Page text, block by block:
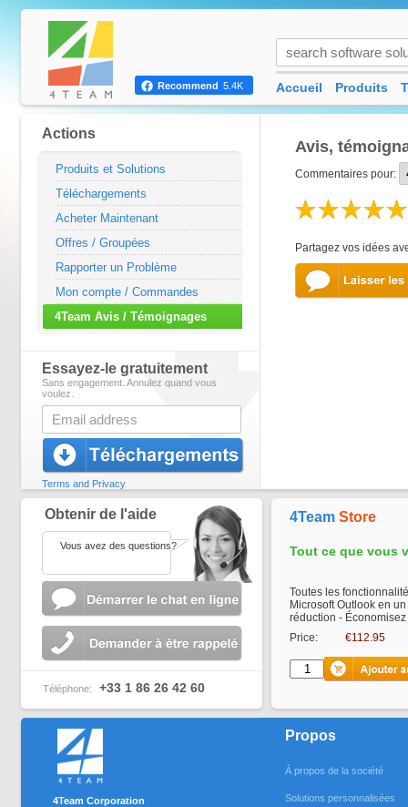
Avis,
Commentaires pour:
Partagez vos idées
Actions
Produits et Solutions
Téléchargements
Acheter Maintenant
Offres / Groupées
Rapporter un Problème
Mon compte / Commandes
4Team Avis / Témoignages
Essayez-le gratuitement
Sans engagement. Annulez quand vous
voulez.
Terms and Privacy
Recommend 5.4K Accueil Produits
Obtenir de l'aide
Vous avez des questions?
Téléphone: +33 1 86 26 42 60
4Team Store
Tout ce que vous
Toutes les
Microsoft Outlook en
réduction -
Price:
€112.95
4Team Corporation
Propos
À propos de la société
Solutions personnalisées